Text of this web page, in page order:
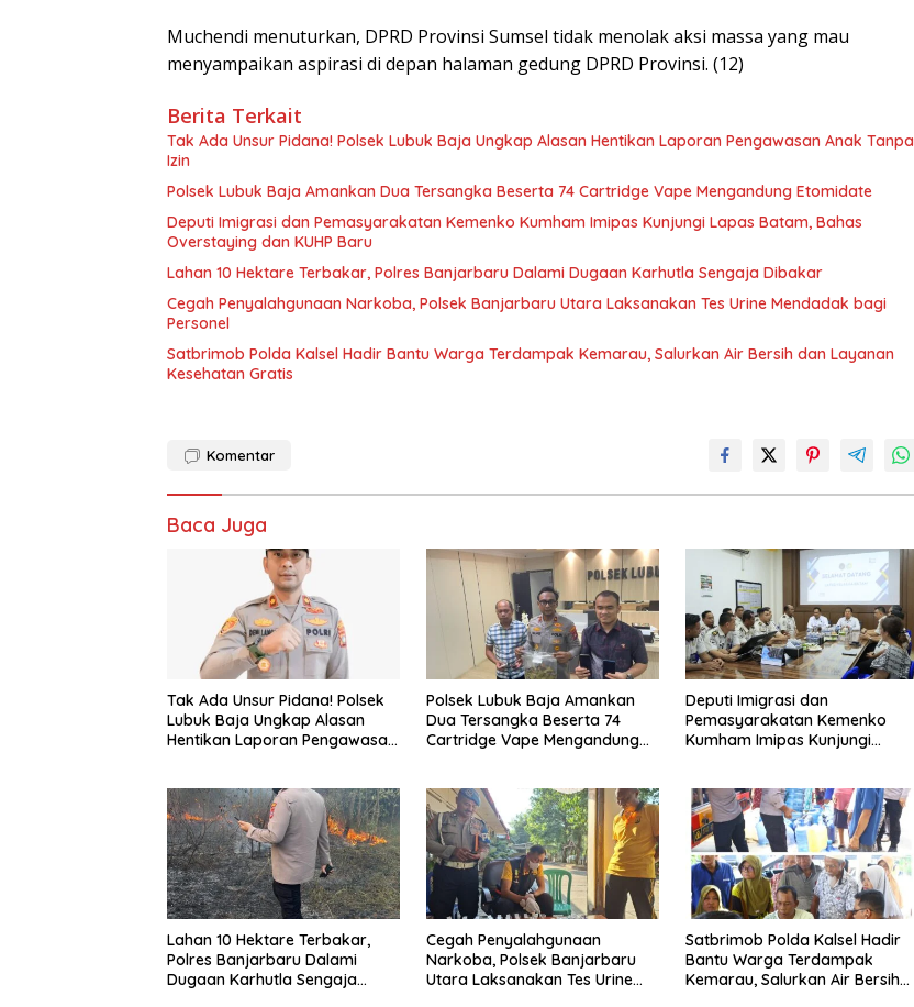
Muchendi menuturkan, DPRD Provinsi Sumsel tidak menolak aksi massa yang mau
menyampaikan aspirasi di depan halaman gedung DPRD Provinsi. (12)
Berita Terkait
Tak Ada Unsur Pidana! Polsek Lubuk Baja Ungkap Alasan Hentikan Laporan Pengawasan Anak Tanpa
Izin
Polsek Lubuk Baja Amankan Dua Tersangka Beserta 74 Cartridge Vape Mengandung Etomidate
Deputi Imigrasi dan Pemasyarakatan Kemenko Kumham Imipas Kunjungi Lapas Batam, Bahas
Overstaying dan KUHP Baru
Lahan 10 Hektare Terbakar, Polres Banjarbaru Dalami Dugaan Karhutla Sengaja Dibakar
Cegah Penyalahgunaan Narkoba, Polsek Banjarbaru Utara Laksanakan Tes Urine Mendadak bagi
Personel
Satbrimob Polda Kalsel Hadir Bantu Warga Terdampak Kemarau, Salurkan Air Bersih dan Layanan
Kesehatan Gratis
Komentar
Baca Juga
Tak Ada Unsur Pidana! Polsek
Lubuk Baja Ungkap Alasan
Hentikan Laporan Pengawasan
Polsek Lubuk Baja Amankan
Dua Tersangka Beserta 74
Cartridge Vape Mengandung
Deputi Imigrasi dan
Pemasyarakatan Kemenko
Kumham Imipas Kunjungi
Lahan 10 Hektare Terbakar,
Polres Banjarbaru Dalami
Dugaan Karhutla Sengaja
Cegah Penyalahgunaan
Narkoba, Polsek Banjarbaru
Utara Laksanakan Tes Urine
Satbrimob Polda Kalsel Hadir
Bantu Warga Terdampak
Kemarau, Salurkan Air Bersih